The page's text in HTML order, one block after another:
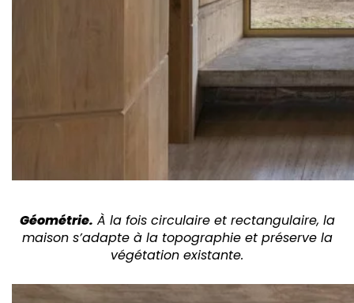
Géométrie. À la fois circulaire et rectangulaire, la
maison s’adapte à la topographie et préserve la
végétation existante.